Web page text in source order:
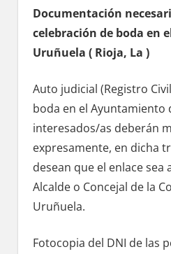
Documentación
celebración dе boda en
Uruñuela ( Rioja, La )
Auto judicial (Registro
boda en el Ayuntamiento
interesados/as deberán
expresamente, en dicha
desean quе el enlace
Alcalde ο Concejal dе la
Uruñuela.
Fotocopia del DNI dе las